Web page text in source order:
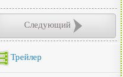
Следующий
Трейлер